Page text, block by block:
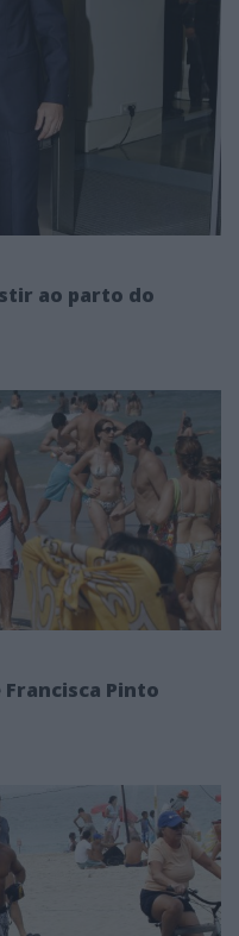
ao parto do
Francisca Pinto